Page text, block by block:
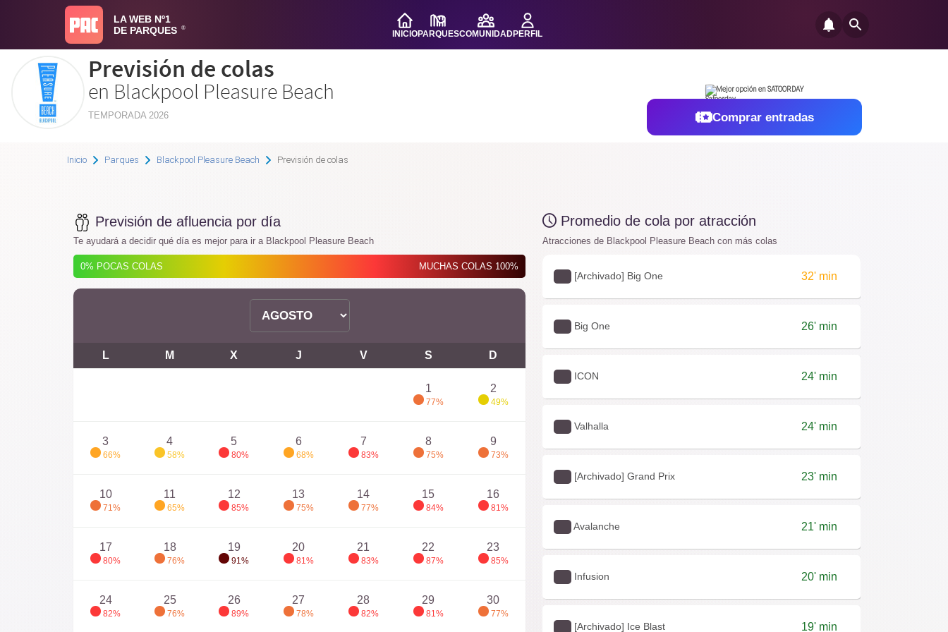
LA WEB Nº1
DE PARQUES
®
INICIOPARQUESCOMUNIDADPERFIL
Previsión de colas
en Blackpool Pleasure Beach
TEMPORADA 2026
Mejor opción en SATOORDAY
Comprar entradas
Inicio Parques Blackpool Pleasure Beach Previsión de colas
Previsión de afluencia por día
Te ayudará a decidir qué día es mejor para ir a Blackpool Pleasure Beach
0% POCAS COLAS MUCHAS COLAS 100%
L M X J V S D
1
77%
2
49%
3
66%
4
58%
5
80%
6
68%
7
83%
8
75%
9
73%
10
71%
11
65%
12
85%
13
75%
14
77%
15
84%
16
81%
17
80%
18
76%
19
91%
20
81%
21
83%
22
87%
23
85%
24
82%
25
76%
26
89%
27
78%
28
82%
29
81%
30
77%
Promedio de cola por atracción
Atracciones de Blackpool Pleasure Beach con más colas
[Archivado] Big One 32' min
Big One 26' min
ICON 24' min
Valhalla 24' min
[Archivado] Grand Prix 23' min
Avalanche 21' min
Infusion 20' min
[Archivado] Ice Blast 19' min